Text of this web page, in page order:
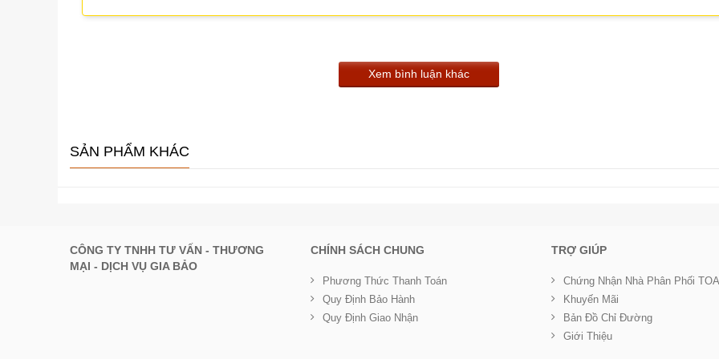
Xem bình luận khác
SẢN PHẨM KHÁC
CÔNG TY TNHH TƯ VẤN - THƯƠNG
MẠI - DỊCH VỤ GIA BẢO
CHÍNH SÁCH CHUNG
Phương Thức Thanh Toán
Quy Định Bảo Hành
Quy Định Giao Nhận
TRỢ GIÚP
Chứng Nhận Nhà Phân Phối TOA
Khuyến Mãi
Bản Đồ Chỉ Đường
Giới Thiệu